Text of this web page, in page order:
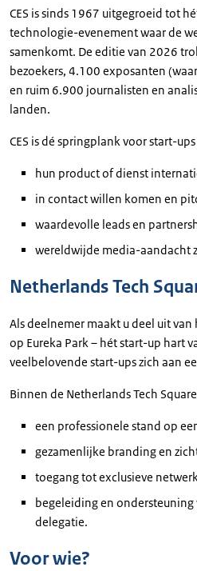
CES is sinds 1967 uitgegroeid tot
technologie-evenement waar de
samenkomt. De editie van 2026
bezoekers, 4.100 exposanten
en ruim 6.900 journalisten en
landen.
CES is dé springplank voor start-
hun product of dienst
in contact willen komen en
waardevolle leads en
wereldwijde media-aandacht
Netherlands Tech
Als deelnemer maakt u deel uit
op Eureka Park – hét start-up hart
veelbelovende start-ups zich aan
Binnen de Netherlands Tech
een professionele stand op
gezamenlijke branding en
toegang tot exclusieve
begeleiding en ondersteuning
delegatie.
Voor wie?